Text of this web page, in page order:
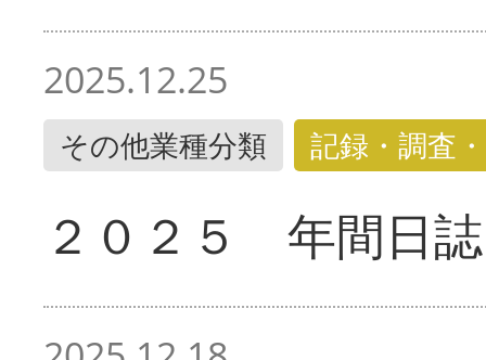
2025.12.25
その他業種分類 記録・調査
２０２５ 年間日誌